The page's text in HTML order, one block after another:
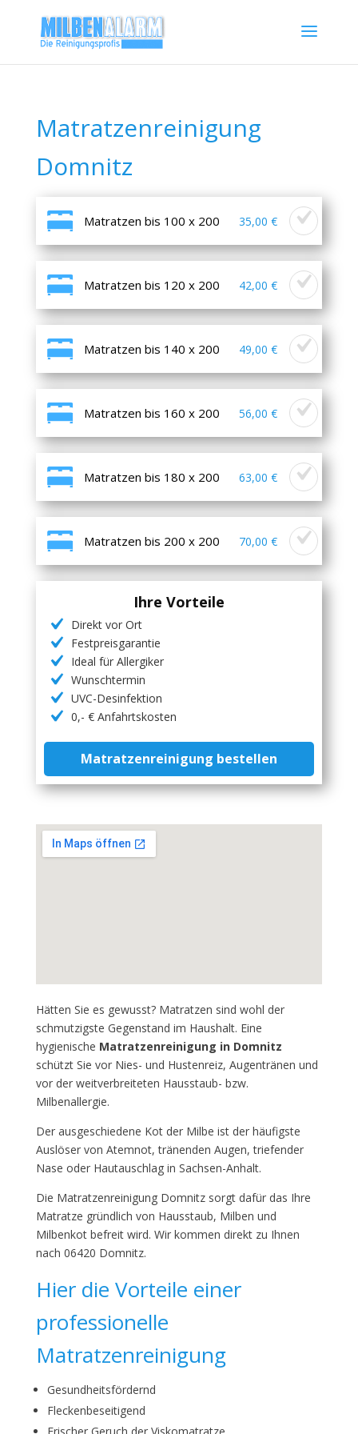
Matratzenreinigung
Domnitz
Matratzen bis 100 x 200 35,00 €
Matratzen bis 120 x 200 42,00 €
Matratzen bis 140 x 200 49,00 €
Matratzen bis 160 x 200 56,00 €
Matratzen bis 180 x 200 63,00 €
Matratzen bis 200 x 200 70,00 €
Ihre Vorteile
Direkt vor Ort
Festpreisgarantie
Ideal für Allergiker
Wunschtermin
UVC-Desinfektion
0,- € Anfahrtskosten
Matratzenreinigung bestellen
Hätten Sie es gewusst? Matratzen sind wohl der
schmutzigste Gegenstand im Haushalt. Eine
hygienische Matratzenreinigung in Domnitz
schützt Sie vor Nies- und Hustenreiz, Augentränen und
vor der weitverbreiteten Hausstaub- bzw.
Milbenallergie.
Der ausgeschiedene Kot der Milbe ist der häufigste
Auslöser von Atemnot, tränenden Augen, triefender
Nase oder Hautauschlag in Sachsen-Anhalt.
Die Matratzenreinigung Domnitz sorgt dafür das Ihre
Matratze gründlich von Hausstaub, Milben und
Milbenkot befreit wird. Wir kommen direkt zu Ihnen
nach 06420 Domnitz.
Hier die Vorteile einer
professionelle
Matratzenreinigung
Gesundheitsfördernd
Fleckenbeseitigend